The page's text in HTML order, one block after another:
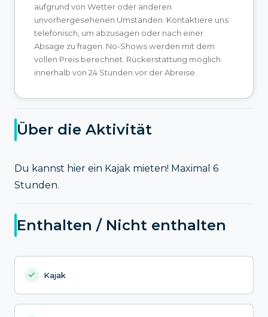
aufgrund von Wetter oder anderen
unvorhergesehenen Umständen. Kontaktiere uns
telefonisch, um abzusagen oder nach einer
Absage zu fragen. No-Shows werden mit dem
vollen Preis berechnet. Rückerstattung möglich
innerhalb von 24 Stunden vor der Abreise.
Über die Aktivität
Du kannst hier ein Kajak mieten! Maximal 6
Stunden.
Enthalten / Nicht enthalten
Kajak